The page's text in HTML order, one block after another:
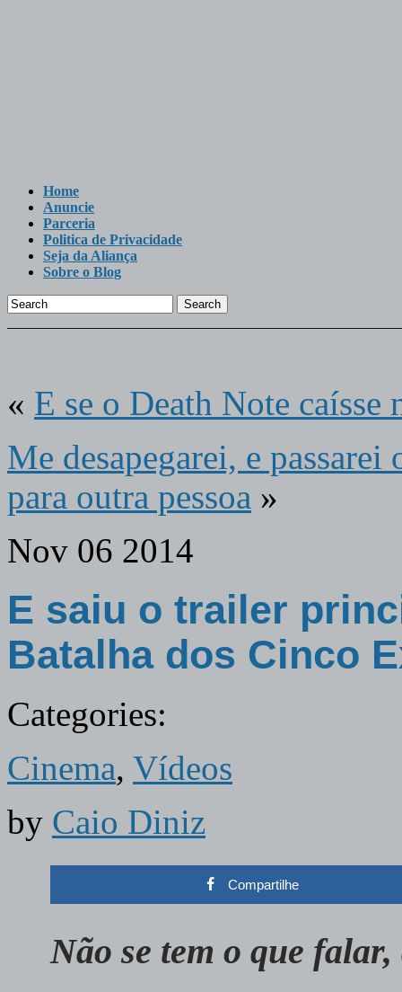
Home
Anuncie
Parceria
Politica de Privacidade
Seja da Aliança
Sobre o Blog
Search
« E se o Death Note caísse
Me desapegarei, e
para outra pessoa »
Nov 06 2014
E saiu o trailer
Batalha dos Cinco
Categories:
Cinema, Vídeos
by Caio Diniz
Compartilhe
Não se tem o que